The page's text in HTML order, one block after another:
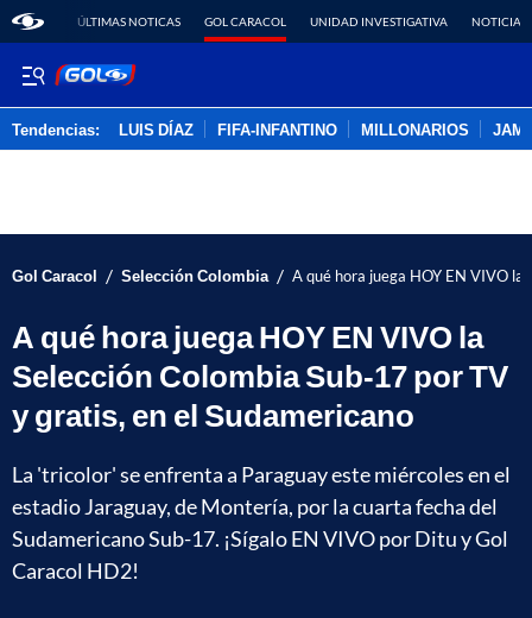
ÚLTIMAS NOTICAS GOL CARACOL UNIDAD INVESTIGATIVA NOTICIAS
Tendencias: LUIS DÍAZ FIFA-INFANTINO MILLONARIOS
Gol Caracol / Selección Colombia / A qué hora juega HOY EN VIVO la
A qué hora juega HOY EN VIVO la
Selección Colombia Sub-17 por TV
y gratis, en el Sudamericano
La 'tricolor' se enfrenta a Paraguay este miércoles en el
estadio Jaraguay, de Montería, por la cuarta fecha del
Sudamericano Sub-17. ¡Sígalo EN VIVO por Ditu y Gol
Caracol HD2!